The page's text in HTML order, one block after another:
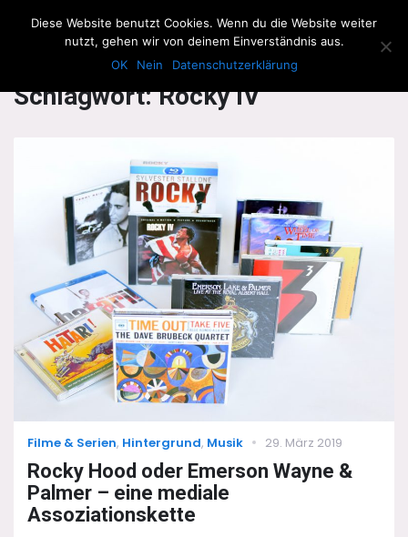
The Howling Men
Schlagwort:Rocky IV
Categories
Filme & Serien, Hintergrund, Musik
Posted
29. März 2019
Rocky Hood oder Emerson Wayne &
Palmer – eine mediale
Assoziationskette
Diese Website benutzt Cookies. Wenn du die Website weiter
nutzt, gehen wir von deinem Einverständnis aus.
OK
Nein Datenschutzerklärung